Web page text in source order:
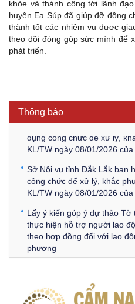
khỏe và thành công tới lãnh
huyện Ea Súp đã giúp đỡ đồng
thành tốt các nhiệm vụ được
theo dõi đóng góp sức mình để
phát triển.
Thông báo
Kế hoạch Kiểm tra, sát
KL/TW ngày 08/01/2026
Thông báo Về việc đăng tải
KL/TW ngày 08/01/2026 của
Sở Nội vụ tỉnh Đắk Lắk ban
công chức để xử lý, khắc
KL/TW ngày 08/01/2026 của
Lấy ý kiến góp ý dự thảo Tờ
thực hiện hỗ trợ người lao
theo hợp đồng đối với lao
phương
địa bàn tỉnh Đắk Lắk theo
xây dựng, ban hành văn bản